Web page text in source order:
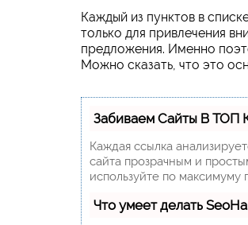
Каждый из пунктов в
только для привлечения
предложения. Именно
Можно сказать, что это
Забиваем Сайты В ТОП
Каждая ссылка
сайта прозрачным и
используйте по
Что умеет делать